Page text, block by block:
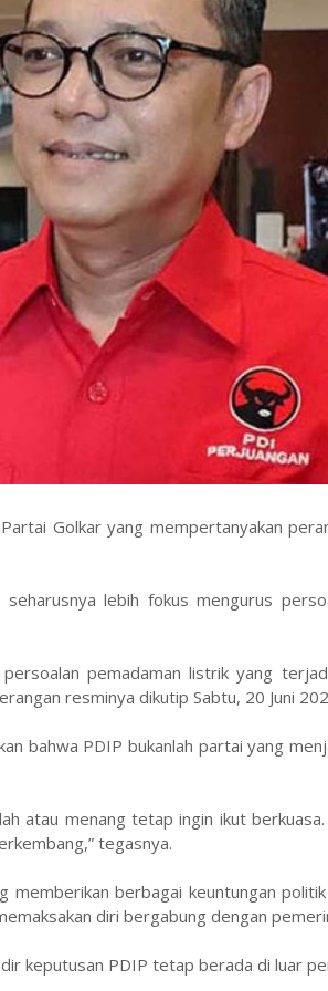
Golkar yang mempertanyakan
lebih fokus mengurus
pemadaman listrik yang
resminya dikutip Sabtu, 20 Juni
bahwa PDIP bukanlah partai yang
atau menang tetap ingin ikut
tegasnya.
berbagai keuntungan
diri bergabung dengan
keputusan PDIP tetap berada di luar